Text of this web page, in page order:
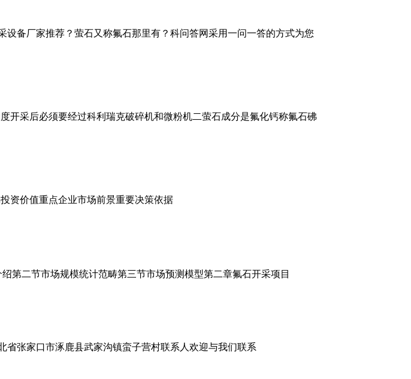
备厂家推荐？萤石又称氟石那里有？科问答网采用一问一答的方式为您
开采后必须要经过科利瑞克破碎机和微粉机二萤石成分是氟化钙称氟石砩
资价值重点企业市场前景重要决策依据
第二节市场规模统计范畴第三节市场预测模型第二章氟石开采项目
张家口市涿鹿县武家沟镇蛮子营村联系人欢迎与我们联系